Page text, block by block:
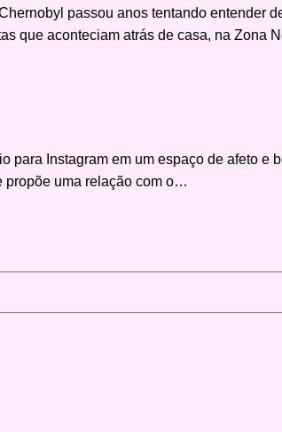
passou anos tentando entender
que aconteciam atrás de casa, na Zona
Instagram em um espaço de afeto
propõe uma relação com o…